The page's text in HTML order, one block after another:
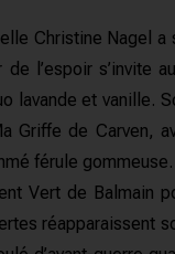
Christine Nagel a
l’espoir s’invite
lavande et
de Carven,
férule
Vert de Balmain
réapparaissent